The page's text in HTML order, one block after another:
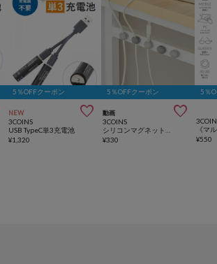
5％OFFクーポン
NEW 
3COINS
USB TypeC単3充電池
¥1,320
5％OFFクーポン
動画 
3COINS
¥330
5％
¥550